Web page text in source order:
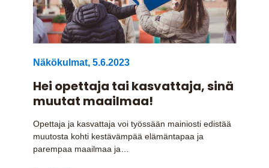
Näkökulmat, 5.6.2023
Hei opettaja tai kasvattaja, sinä
muutat maailmaa!
Opettaja ja kasvattaja voi työssään mainiosti edistää
muutosta kohti kestävämpää elämäntapaa ja
parempaa maailmaa ja…